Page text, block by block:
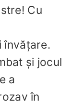
Cu
învățare.
și jocul
a
în